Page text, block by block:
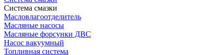
Система смазки
Масловлагоотделитель
Масляные насосы
Масляные форсунки ДВС
Насос вакуумный
Топливная система